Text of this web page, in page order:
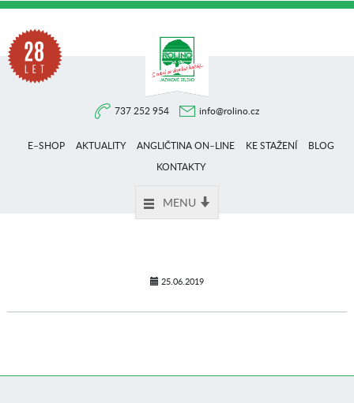
737 252 954 info@rolino.cz
E–SHOP AKTUALITY ANGLIČTINA ON–LINE KE STAŽENÍ
BLOG
KONTAKTY
MENU
25.06.2019